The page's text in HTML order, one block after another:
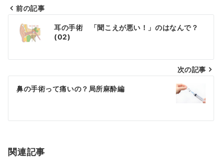
ビ
ゲ
シ
ン
前の記事
耳の手術 「聞こえが悪い！」のはなんで？
(02)
次の記事
鼻の手術って痛いの？局所麻酔編
関連記事